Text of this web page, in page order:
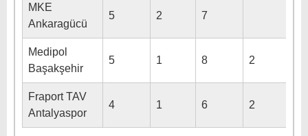
MKE
Ankaragücü
5 2 7
Medipol
Başakşehir
5 1 8 2
Fraport TAV
Antalyaspor
4 1 6 2